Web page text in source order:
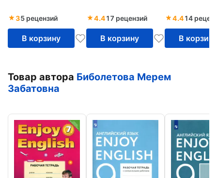
работы
35 рецензий
В корзину
ФГОС
4.417 рецензий
В корзину
работы.
4.414
В корзину
Товар автора Биболетова Мерем
Забатовна